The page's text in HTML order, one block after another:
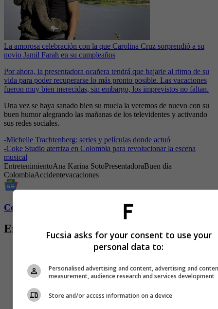
La amorosa celebración con la que Carolina Cruz sorprendió a su
novio Jamil Farah en su cumpleaños
Por ahora, la presentadora ocañera tendrá que bajarle al ritmo de su
vida para poder recuperarse lo más pronto posible. Las vacaciones
fueron muy bien merecidas, sin embargo, los imprevistos no faltan.
Una vez se haya sanado bien su muela la veremos de nuevo con su
buen humor alegrando las mañanas de los televidentes y activando
sus redes sociales.
-Michelle Trachtenberg: series y películas donde actuó
-Coke Studio aterriza en Colombia para revolucionar la escena
musical
EntretenimientoAna Karina SotoPresentadoraBuen día
ColombiaAccidentevacaciones
Conozca más de Fucsia aquí
Entradas relacionadas
Fucsia asks for your consent to use your
personal data to:
Personalised advertising and content, advertising and
measurement, audience research and services development
Store and/or access information on a device